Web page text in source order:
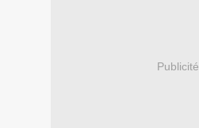
Publicité